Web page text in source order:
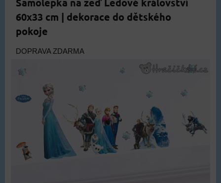
60x33 cm | dekorace do dětského
pokoje
DOPRAVA ZDARMA